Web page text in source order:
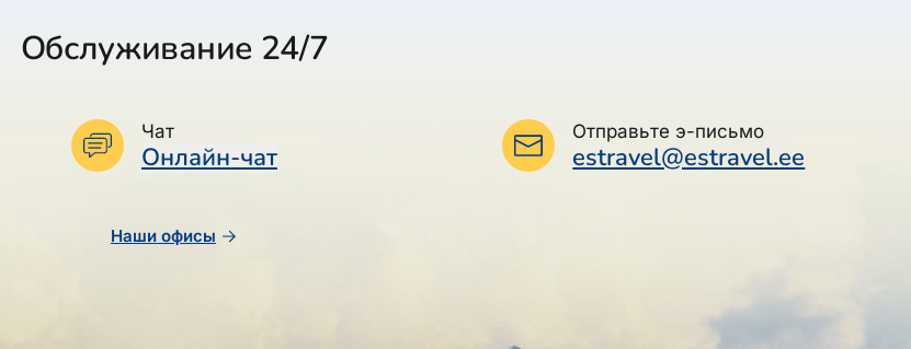
Обслуживание 24/7
Чат
Онлайн-чат
Отправьте э-письмо
estravel@estravel.ee
Наши офисы